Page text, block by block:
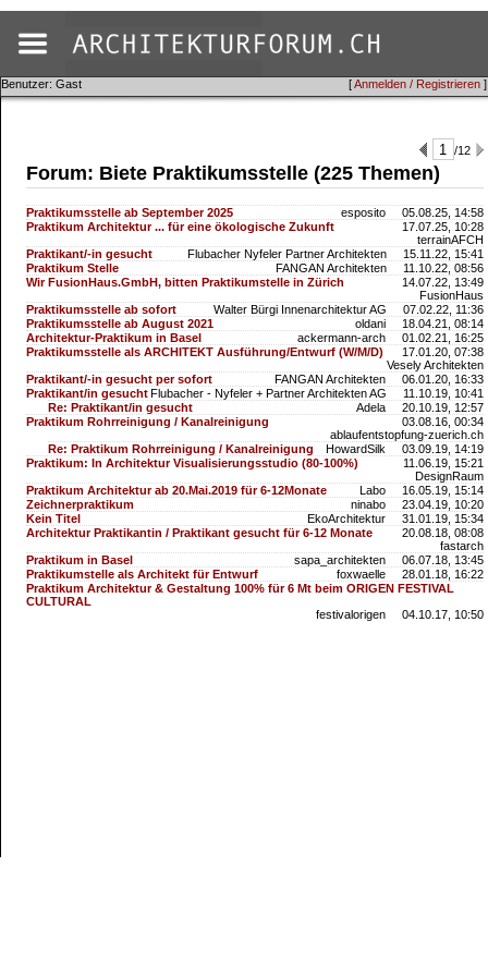
[Anmelden / Registrieren ]
Benutzer: Gast
/12
Forum: Biete Praktikumsstelle (225 Themen)
Praktikumsstelle ab September 2025 05.08.25, 14:58
esposito
Praktikum Architektur ... für eine ökologische Zukunft
17.07.25, 10:28
terrainAFCH
Praktikant/-in gesucht
15.11.22, 15:41
Flubacher Nyfeler Partner Architekten
Praktikum Stelle
11.10.22, 08:56
FANGAN Architekten
Wir FusionHaus.GmbH, bitten Praktikumstelle in Zürich
14.07.22, 13:49
FusionHaus
Praktikumsstelle ab sofort
07.02.22, 11:36
Walter Bürgi Innenarchitektur AG
Praktikumsstelle ab August 2021
18.04.21, 08:14
oldani
Architektur-Praktikum in Basel
01.02.21, 16:25
ackermann-arch
Praktikumsstelle als ARCHITEKT Ausführung/Entwurf (W/M/D)
17.01.20, 07:38
Vesely Architekten
Praktikant/-in gesucht per sofort
06.01.20, 16:33
FANGAN Architekten
Praktikant/in gesucht
11.10.19, 10:41
Flubacher - Nyfeler + Partner Architekten AG
Re: Praktikant/in gesucht
20.10.19, 12:57
Adela
Praktikum Rohrreinigung / Kanalreinigung
03.08.16, 00:34
ablaufentstopfung-zuerich.ch
Re: Praktikum Rohrreinigung / Kanalreinigung
03.09.19, 14:19
HowardSilk
Praktikum: In Architektur Visualisierungsstudio (80-100%)
11.06.19, 15:21
DesignRaum
Praktikum Architektur ab 20.Mai.2019 für 6-12Monate
16.05.19, 15:14
Labo
Zeichnerpraktikum
23.04.19, 10:20
ninabo
Kein Titel
31.01.19, 15:34
EkoArchitektur
Architektur Praktikantin / Praktikant gesucht für 6-12 Monate
20.08.18, 08:08
fastarch
Praktikum in Basel
06.07.18, 13:45
sapa_architekten
Praktikumstelle als Architekt für Entwurf
28.01.18, 16:22
foxwaelle
Praktikum Architektur & Gestaltung 100% für 6 Mt beim ORIGEN FESTIVAL
CULTURAL
04.10.17, 10:50
festivalorigen